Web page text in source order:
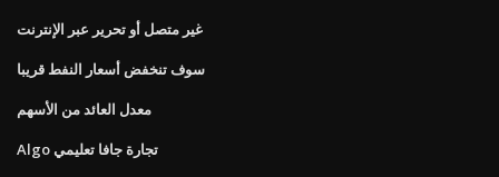
غير متصل أو تحرير عبر الإنترنت
سوف تنخفض أسعار النفط قريبا
معدل العائد من الأسهم
Algo تجارة جافا تعليمي